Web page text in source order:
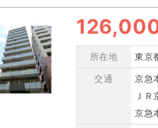
所在地
東京
交通
京急
Ｊ
京急